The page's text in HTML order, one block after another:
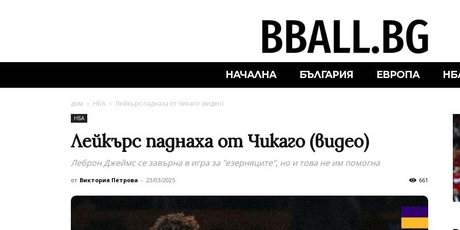
НАЧАЛНА БЪЛГАРИЯ ЕВРОПА
дом НБА Лейкърс паднаха от Чикаго (видео)
НБА
Лейкърс паднаха от Чикаго (видео)
Леброн Джеймс се завърна в игра за "езерняците", но и това не им помогна
от Виктория Петрова - 23/03/2025 661